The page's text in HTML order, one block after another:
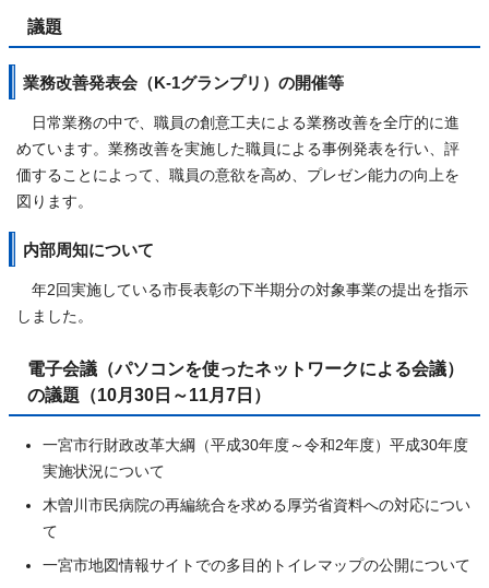
議題
業務改善発表会（K-1グランプリ）の開催等
日常業務の中で、職員の創意工夫による業務改善を全庁的に進
めています。業務改善を実施した職員による事例発表を行い、評
価することによって、職員の意欲を高め、プレゼン能力の向上を
図ります。
内部周知について
年2回実施している市長表彰の下半期分の対象事業の提出を指示
しました。
電子会議（パソコンを使ったネットワークによる会議）
の議題（10月30日～11月7日）
一宮市行財政改革大綱（平成30年度～令和2年度）平成30年度
実施状況について
木曽川市民病院の再編統合を求める厚労省資料への対応につい
て
一宮市地図情報サイトでの多目的トイレマップの公開について